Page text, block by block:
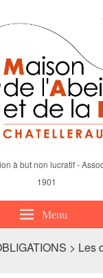
à but non lucratif -
1901
Menu
> Les